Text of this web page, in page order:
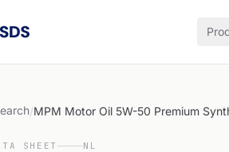
/MPM Motor Oil 5W-50 Premium
SHEET NL